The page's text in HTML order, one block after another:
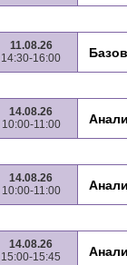
11.08.26
14:30-16:00
14.08.26
10:00-11:00
14.08.26
10:00-11:00
14.08.26
15:00-15:45